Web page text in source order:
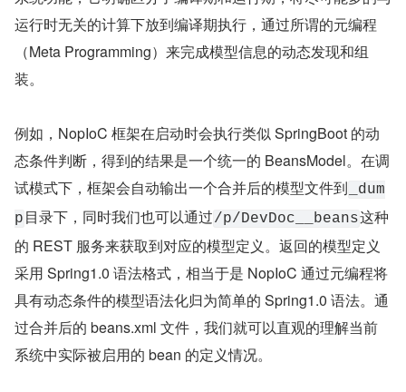
运行时无关的计算下放到编译期执行，通过所谓的元编程
（Meta Programming）来完成模型信息的动态发现和组
装。
例如，NopIoC 框架在启动时会执行类似 SpringBoot 的动
态条件判断，得到的结果是一个统一的 BeansModel。在调
试模式下，框架会自动输出一个合并后的模型文件到
_dum
p 目录下，同时我们也可以通过/p/DevDoc__beans这种
的 REST 服务来获取到对应的模型定义。返回的模型定义
采用 Spring1.0 语法格式，相当于是 NopIoC 通过元编程将
具有动态条件的模型语法化归为简单的 Spring1.0 语法。通
过合并后的 beans.xml 文件，我们就可以直观的理解当前
系统中实际被启用的 bean 的定义情况。